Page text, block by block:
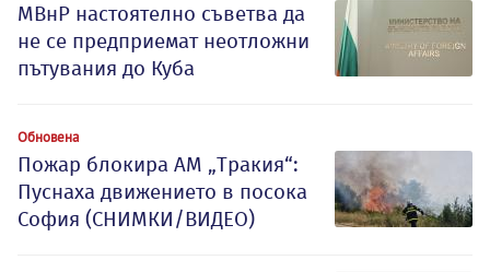
МВнР настоятелно съветва да
не се предприемат неотложни
пътувания до Куба
Обновена
Пожар блокира АМ „Тракия“:
Пуснаха движението в посока
София (СНИМКИ/ВИДЕО)